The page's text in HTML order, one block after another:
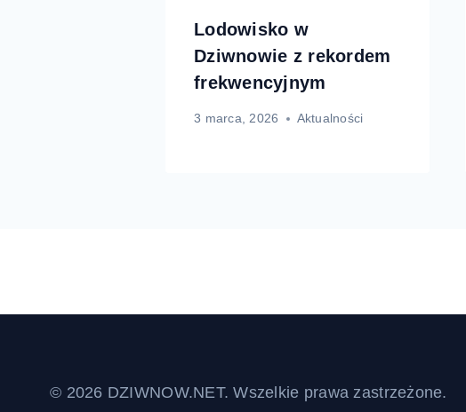
Lodowisko w
Dziwnowie z rekordem
frekwencyjnym
3 marca, 2026 Aktualności
© 2026 DZIWNOW.NET. Wszelkie prawa zastrzeżone.